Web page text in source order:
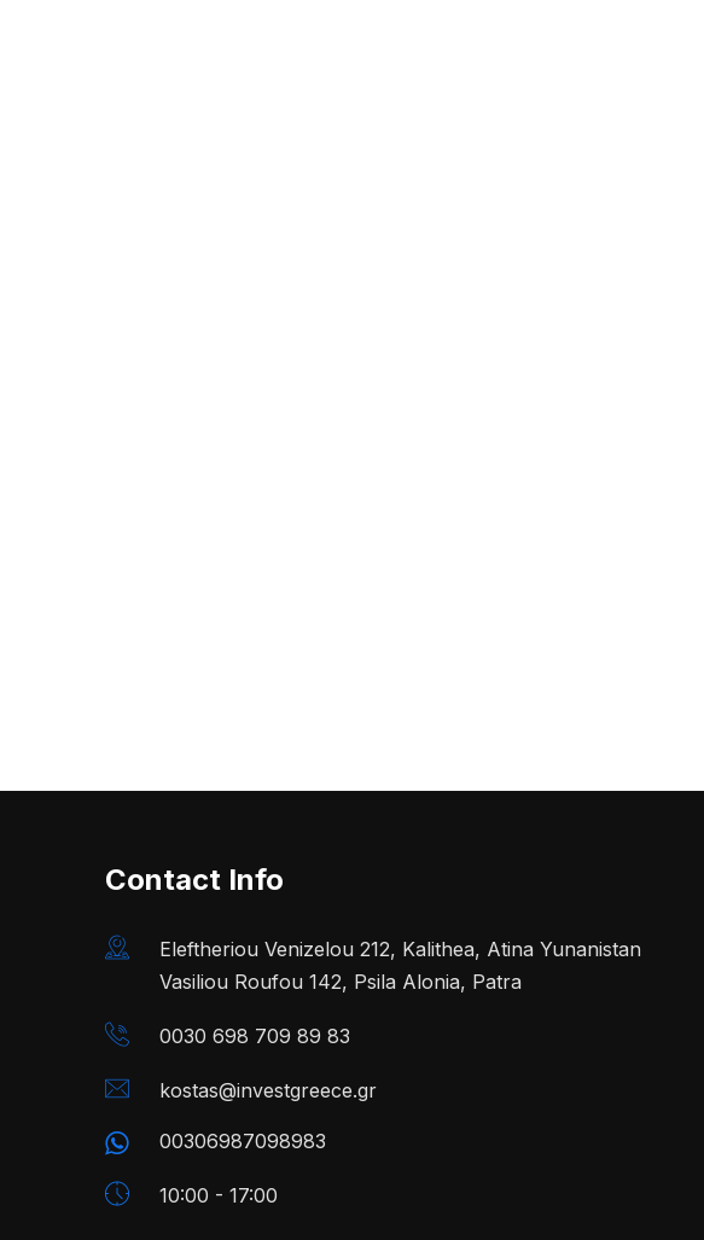
Contact Info
Eleftheriou Venizelou 212, Kalithea, Atina Yunanistan
Vasiliou Roufou 142, Psila Alonia, Patra
0030 698 709 89 83
kostas@investgreece.gr
00306987098983
10:00 - 17:00